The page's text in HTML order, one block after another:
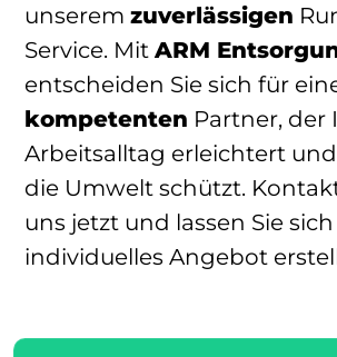
unserem zuverlässigen
Service. Mit ARM
entscheiden Sie sich für
kompetenten Partner, der
Arbeitsalltag erleichtert
die Umwelt schützt.
uns jetzt und lassen Sie
individuelles Angebot